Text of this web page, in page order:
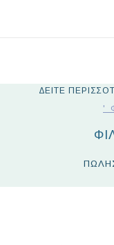
ΔΕΙΤΕ
'